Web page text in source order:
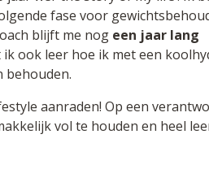
fase voor
blijft me nog een jaar lang
ik ook leer hoe ik met een
behouden.
aanraden! Op een
vol te houden en heel